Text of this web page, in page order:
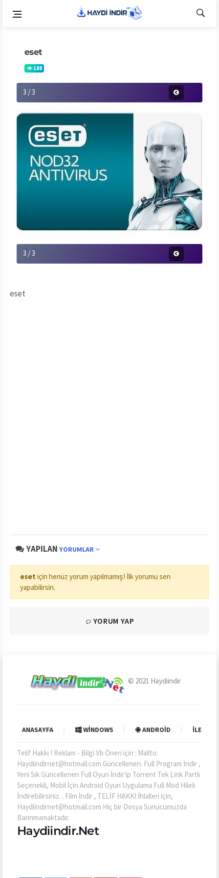
eset
188
3 / 3
3 / 3
eset
YAPILAN YORUMLAR
eset için henüz yorum yapılmamış! İlk yorumu sen
yapabilirsin.
YORUM YAP
© 2021 Haydiindir
ANASAYFA WINDOWS ANDROID İLETIŞIM
Telif Hakkı ! Reklam - Bilgi Vb Öneri için : Mailto:
Haydiindirnet@hotmail.com Güncellenen. Full Program İndir ,
Yeni Sık Güncellenen Full Oyun İndir'ip Torrent Tek Link Partlı
Seçenekli, Mobil İçin Android Oyun Uygulama Full Mod Hileli
İndirebilirsiniz. . Film İndir , TELİF HAKKI İhlalleri için,
Haydiindirnet@hotmail.com Hiç bir Dosya Sunucumuzda
Barınmamaktadır.
Haydiindir.Net